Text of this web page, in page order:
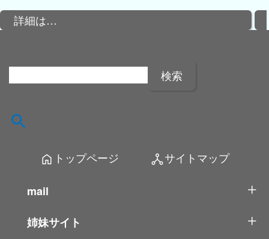
詳細は…
home トップページ network_nodeサイトマップ
mail
姉妹サイト